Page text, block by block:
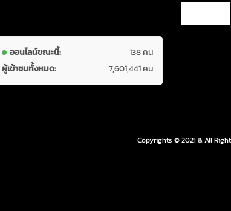
ออนไลน์ขณะนี้:
138 คน
ผู้เข้าชมทั้งหมด:
7,601,441 คน
Copyrights © 2021 & All